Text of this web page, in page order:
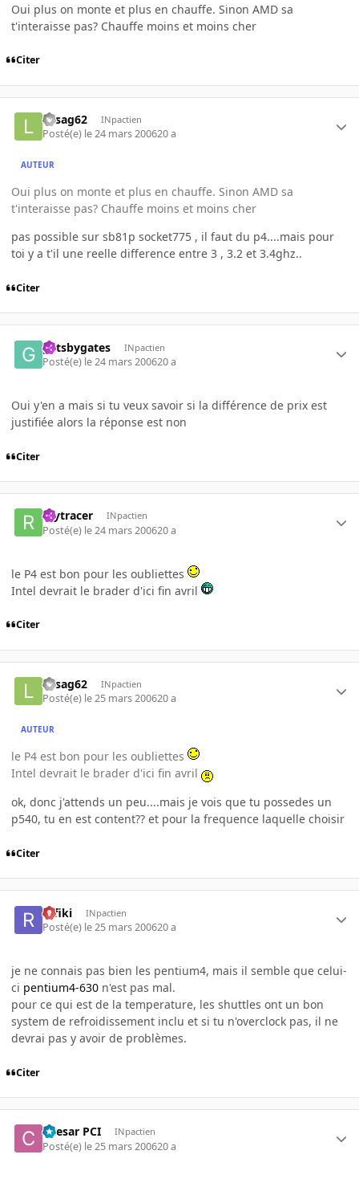
Oui plus on monte et plus en chauffe. Sinon AMD sa
t'interaisse pas? Chauffe moins et moins cher
Citer
laisag62 INpactien
Posté(e) le 24 mars 200620 a
AUTEUR
Oui plus on monte et plus en chauffe. Sinon AMD sa
t'interaisse pas? Chauffe moins et moins cher
pas possible sur sb81p socket775 , il faut du p4....mais pour
toi y a t'il une reelle difference entre 3 , 3.2 et 3.4ghz..
Citer
gatsbygates INpactien
Posté(e) le 24 mars 200620 a
Oui y'en a mais si tu veux savoir si la différence de prix est
justifiée alors la réponse est non
Citer
raytracer INpactien
Posté(e) le 24 mars 200620 a
le P4 est bon pour les oubliettes
Intel devrait le brader d'ici fin avril
Citer
laisag62 INpactien
Posté(e) le 25 mars 200620 a
AUTEUR
le P4 est bon pour les oubliettes
Intel devrait le brader d'ici fin avril
ok, donc j'attends un peu....mais je vois que tu possedes un
p540, tu en est content?? et pour la frequence laquelle choisir
Citer
rafiki INpactien
Posté(e) le 25 mars 200620 a
je ne connais pas bien les pentium4, mais il semble que celui-
ci pentium4-630 n'est pas mal.
pour ce qui est de la temperature, les shuttles ont un bon
system de refroidissement inclu et si tu n'overclock pas, il ne
devrai pas y avoir de problèmes.
Citer
Caesar PCI INpactien
Posté(e) le 25 mars 200620 a